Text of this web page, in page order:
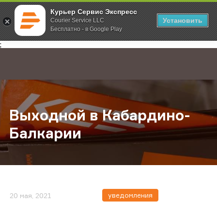
Курьер Сервис Экспресс
Courier Service LLC
Бесплатно - в Google Play
Установить
;
Главная О компании Новости Выходной в Кабардино-Балкарии
Выходной в Кабардино-
Балкарии
20 мая, 2021 уведомления